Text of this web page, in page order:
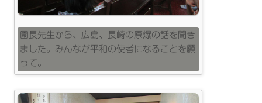
園長先生から、広島、長崎の原爆の話を聞き
ました。みんなが平和の使者になることを願
って。